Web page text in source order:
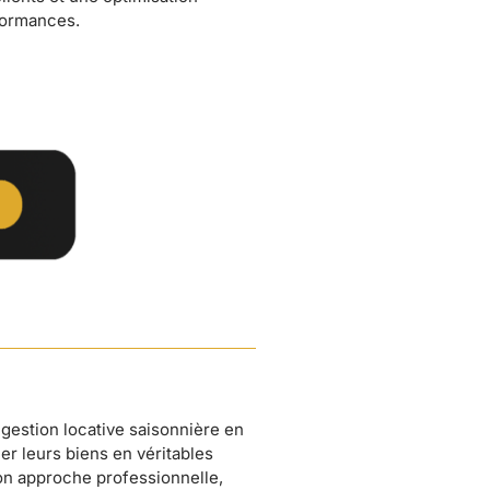
locative saisonnière en
leurs biens en véritables
approche professionnelle,